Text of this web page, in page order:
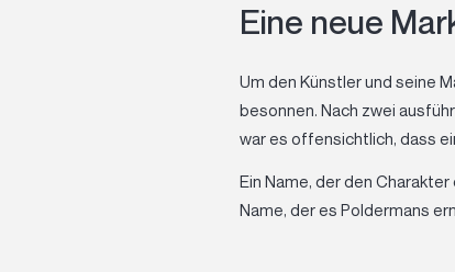
Eine neue
Um den Künstler und seine
besonnen. Nach zwei
war es offensichtlich, dass
Ein Name, der den
Name, der es Poldermans